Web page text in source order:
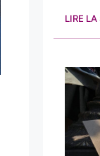
LIRE LA